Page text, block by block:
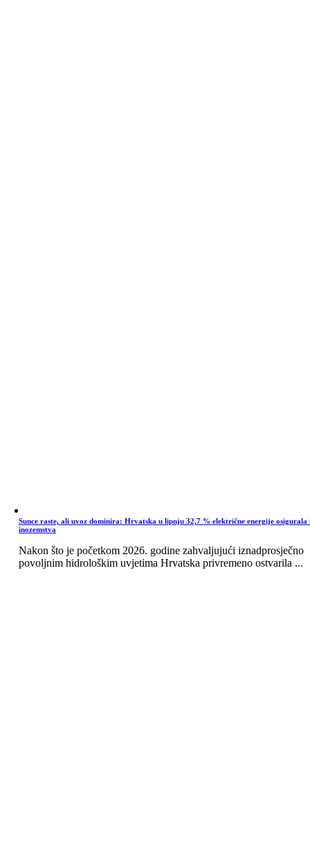
Sunce raste, ali uvoz dominira: Hrvatska u lipnju 32,7 % električne energije osigurala
inozemstva
Nakon što je početkom 2026. godine zahvaljujući iznadprosječno
povoljnim hidrološkim uvjetima Hrvatska privremeno ostvarila ...